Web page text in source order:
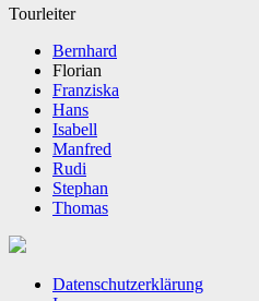
Tourleiter
Bernhard
Florian
Franziska
Hans
Isabell
Manfred
Rudi
Stephan
Thomas
Datenschutzerklärung